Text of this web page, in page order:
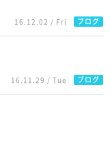
16.12.02 / Fri ブログ
16.11.29 / Tue ブログ